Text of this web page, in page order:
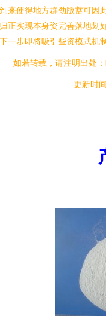
来使得地方群劲版蓄可因
正实现本身资完善落地划
一步即将吸引些资模式机
如若转载，请注明出处
更新时